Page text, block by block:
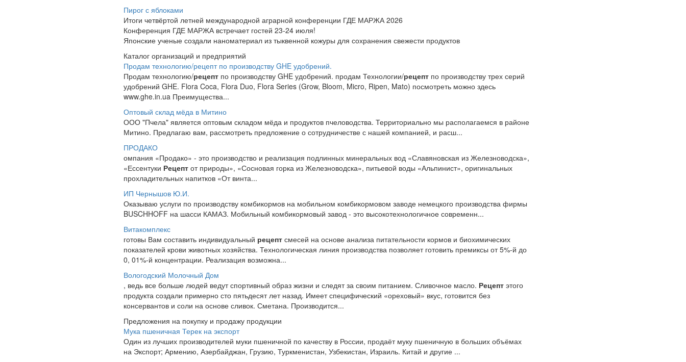
Пирог с яблоками
Итоги четвёртой летней международной аграрной конференции ГДЕ МАРЖА 2026
Конференция ГДЕ МАРЖА встречает гостей 23-24 июля!
Японские ученые создали наноматериал из тыквенной кожуры для сохранения свежести продуктов
Каталог организаций и предприятий
Продам технологию/рецепт по производству GHE удобрений.
Продам технологию/рецепт по производству GHE удобрений. продам Технологии/рецепт по производству трех серий
удобрений GHE. Flora Coca, Flora Duo, Flora Series (Grow, Bloom, Micro, Ripen, Mato) посмотреть можно здесь
www.ghe.in.ua Преимущества...
Оптовый склад мёда в Митино
ООО "Пчела" является оптовым складом мёда и продуктов пчеловодства. Территориально мы располагаемся в районе
Митино. Предлагаю вам, рассмотреть предложение о сотрудничестве с нашей компанией, и расш...
ПРОДАКО
омпания «Продако» - это производство и реализация подлинных минеральных вод «Славяновская из Железноводска»,
«Ессентуки Рецепт от природы», «Сосновая горка из Железноводска», питьевой воды «Альпинист», оригинальных
прохладительных напитков «От винта...
ИП Чернышов Ю.И.
Оказываю услуги по производству комбикормов на мобильном комбикормовом заводе немецкого производства фирмы
BUSCHHOFF на шасси КАМАЗ. Мобильный комбикормовый завод - это высокотехнологичное современн...
Витакомплекс
готовы Вам составить индивидуальный рецепт смесей на основе анализа питательности кормов и биохимических
показателей крови животных хозяйства. Технологическая линия производства позволяет готовить премиксы от 5%-й до
0, 01%-й концентрации. Реализация возможна...
Вологодский Молочный Дом
, ведь все больше людей ведут спортивный образ жизни и следят за своим питанием. Сливочное масло. Рецепт этого
продукта создали примерно сто пятьдесят лет назад. Имеет специфический «ореховый» вкус, готовится без
консервантов и соли на основе сливок. Сметана. Производится...
Предложения на покупку и продажу продукции
Мука пшеничная Терек на экспорт
Один из лучших производителей муки пшеничной по качеству в России, продаёт муку пшеничную в больших объёмах
на Экспорт; Армению, Азербайджан, Грузию, Туркменистан, Узбекистан, Израиль. Китай и другие ...